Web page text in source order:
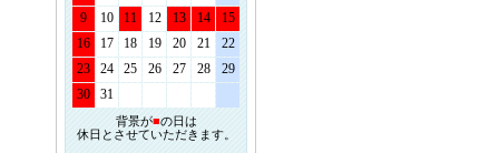
9
10 11 12 13 14
15
16
17 18 19 20 21
22
23
24 25 26 27 28
29
30
31
背景が■の日は
休日とさせていただきます。